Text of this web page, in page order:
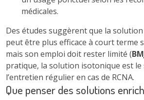
médicales.
Des études suggèrent que la
peut être plus efficace à court terme
mais son emploi doit rester limité (
pratique, la solution isotonique est
l’entretien régulier en cas de RCNA.
Que penser des solutions